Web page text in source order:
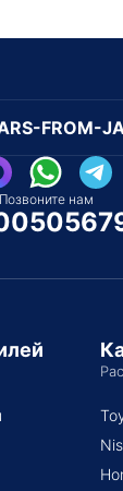
FROM-
Позвоните нам